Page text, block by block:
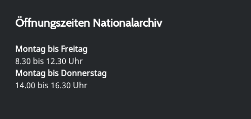
Öffnungszeiten Nationalarchiv
Montag bis Freitag
8.30 bis 12.30 Uhr
Montag bis Donnerstag
14.00 bis 16.30 Uhr